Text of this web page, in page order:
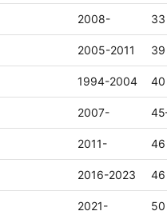
2008- 33
2005-2011 39
1994-2004 40
2007-
2011- 46
2016-2023 46
2021- 50